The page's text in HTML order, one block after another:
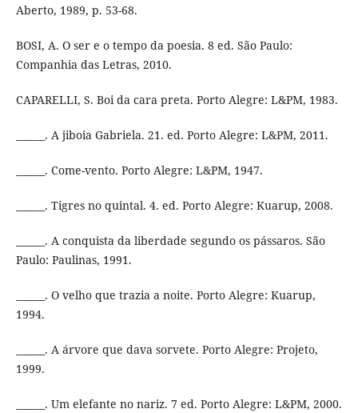
Aberto, 1989, p. 53-68.
BOSI, A. O ser e o tempo da poesia. 8 ed. São Paulo:
Companhia das Letras, 2010.
CAPARELLI, S. Boi da cara preta. Porto Alegre: L&PM, 1983.
______. A jiboia Gabriela. 21. ed. Porto Alegre: L&PM, 2011.
______. Come-vento. Porto Alegre: L&PM, 1947.
______. Tigres no quintal. 4. ed. Porto Alegre: Kuarup, 2008.
______. A conquista da liberdade segundo os pássaros. São
Paulo: Paulinas, 1991.
______. O velho que trazia a noite. Porto Alegre: Kuarup,
1994.
______. A árvore que dava sorvete. Porto Alegre: Projeto,
1999.
______. Um elefante no nariz. 7 ed. Porto Alegre: L&PM, 2000.